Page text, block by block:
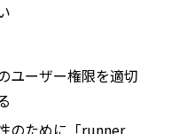
ユーザー権限を適切
のために「runner